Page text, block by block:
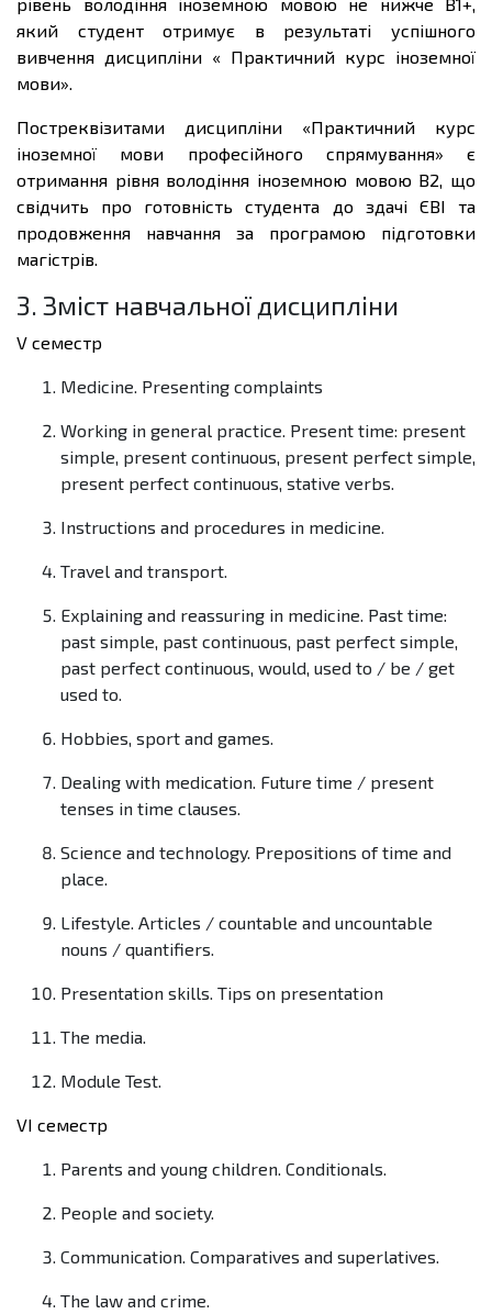
який студент отримує в результаті успішного
вивчення дисципліни « Практичний курс іноземної
мови».
Постреквізитами дисципліни «Практичний курс
іноземної мови професійного спрямування» є
отримання рівня володіння іноземною мовою В2, що
свідчить про готовність студента до здачі ЄВІ та
продовження навчання за програмою підготовки
магістрів.
3. Зміст навчальної дисципліни
V семестр
Medicine. Presenting complaints
Working in general practice. Present time: present
simple, present continuous, present perfect simple,
present perfect continuous, stative verbs.
Instructions and procedures in medicine.
Travel and transport.
Explaining and reassuring in medicine. Past time:
past simple, past continuous, past perfect simple,
past perfect continuous, would, used to / be / get
used to.
Hobbies, sport and games.
Dealing with medication. Future time / present
tenses in time clauses.
Science and technology. Prepositions of time and
place.
Lifestyle. Articles / countable and uncountable
nouns / quantifiers.
Presentation skills. Tips on presentation
The media.
Module Test.
VI семестр
Parents and young children. Conditionals.
People and society.
Communication. Comparatives and superlatives.
The law and crime.